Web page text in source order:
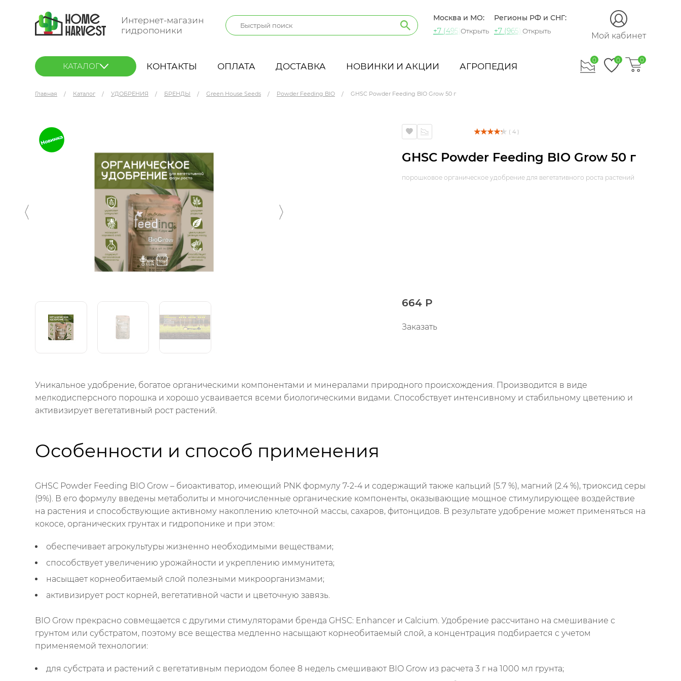
Интернет-магазин
гидропоники
Москва и МО:
+7 (495) 721-60-15
Открыть
Регионы РФ и СНГ:
+7 (965) 420-10-10
Открыть Мой кабинет
КАТАЛОГ КОНТАКТЫ ОПЛАТА ДОСТАВКА НОВИНКИ И АКЦИИ АГРОПЕДИЯ
0 0 0
Главная Каталог УДОБРЕНИЯ БРЕНДЫ Green House Seeds Powder Feeding BIO GHSC Powder Feeding BIO Grow 50 г
( 4 )
GHSC Powder Feeding BIO Grow 50 г
порошковое органическое удобрение для вегетативного роста растений
664 Р
Заказать
Уникальное удобрение, богатое органическими компонентами и минералами природного происхождения. Производится в виде
мелкодисперсного порошка и хорошо усваивается всеми биологическими видами. Способствует интенсивному и стабильному цветению и
активизирует вегетативный рост растений.
Особенности и способ применения
GHSC Powder Feeding BIO Grow – биоактиватор, имеющий PNK формулу 7-2-4 и содержащий также кальций (5.7 %), магний (2.4 %), триоксид серы
(9%). В его формулу введены метаболиты и многочисленные органические компоненты, оказывающие мощное стимулирующее воздействие
на растения и способствующие активному накоплению клеточной массы, сахаров, фитонцидов. В результате удобрение может применяться на
кокосе, органических грунтах и гидропонике и при этом:
обеспечивает агрокультуры жизненно необходимыми веществами;
способствует увеличению урожайности и укреплению иммунитета;
насыщает корнеобитаемый слой полезными микроорганизмами;
активизирует рост корней, вегетативной части и цветочную завязь.
BIO Grow прекрасно совмещается с другими стимуляторами бренда GHSC: Enhancer и Calcium. Удобрение рассчитано на смешивание с
грунтом или субстратом, поэтому все вещества медленно насыщают корнеобитаемый слой, а концентрация подбирается с учетом
применяемой технологии:
для субстрата и растений с вегетативным периодом более 8 недель смешивают BIO Grow из расчета 3 г на 1000 мл грунта;